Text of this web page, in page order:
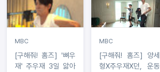
MBC
[구해줘! 홈즈] '뼈우
재' 주우재 3일 앓아
MBC
[구해줘! 홈즈] 양세
형X주우재X던, 운동